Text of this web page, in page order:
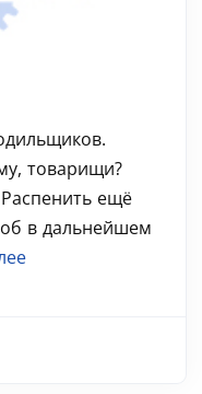
товарищи?
ещё
в дальнейшем